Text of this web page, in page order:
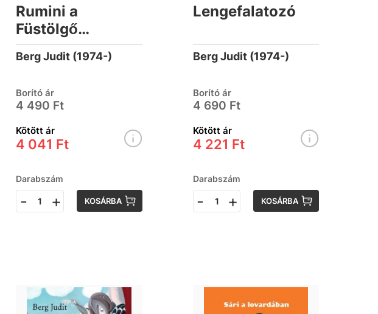
Rumini a
Füstölgő
tengeren
Berg Judit (1974-)
Borító ár
4 490 Ft
Kötött ár
4 041 Ft
Darabszám
- + KOSÁRBA
Lengefalatozó
Berg Judit (1974-)
Borító ár
4 690 Ft
Kötött ár
4 221 Ft
Darabszám
- + KOSÁRBA